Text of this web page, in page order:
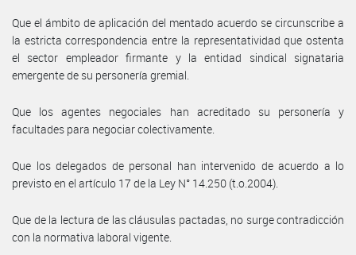
Que el ámbito de aplicación del mentado acuerdo se circunscribe a
la estricta correspondencia entre la representatividad que ostenta
el sector empleador firmante y la entidad sindical signataria
emergente de su personería gremial.
Que los agentes negociales han acreditado su personería y
facultades para negociar colectivamente.
Que los delegados de personal han intervenido de acuerdo a lo
previsto en el artículo 17 de la Ley N° 14.250 (t.o.2004).
Que de la lectura de las cláusulas pactadas, no surge contradicción
con la normativa laboral vigente.